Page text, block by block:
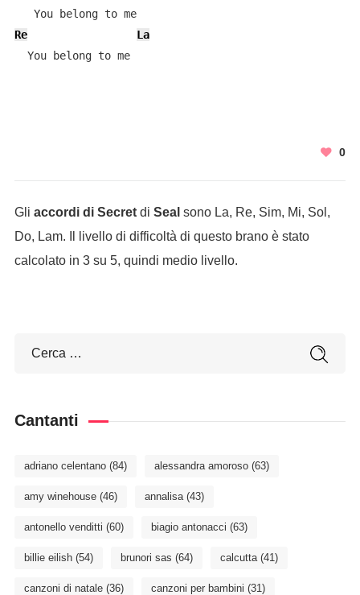
   You belong to me
Re
La
  You belong to me
0
Gli accordi di Secretdi Seal sono La, Re, Sim, Mi, Sol,
Do, Lam. Il livello di difficoltà di questo brano è stato
calcolato in 3 su 5, quindi medio livello.
Cantanti
adriano celentano(84) alessandra amoroso(63)
amy winehouse(46) annalisa(43)
antonello venditti (60) biagio antonacci (63)
billie eilish(54) brunori sas (64) calcutta(41)
canzoni di natale(36) canzoni per bambini (31)